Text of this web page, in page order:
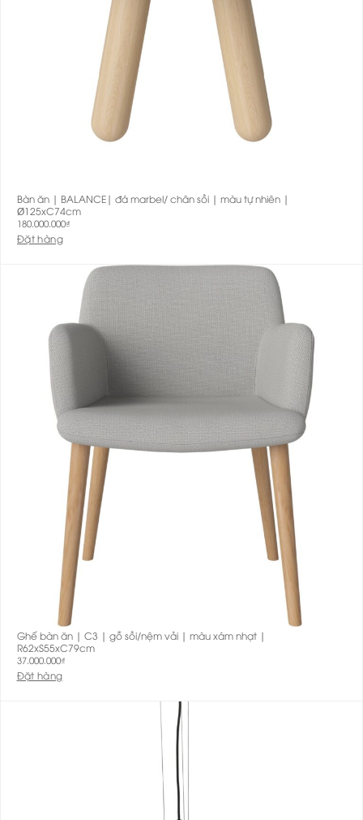
Bàn ăn | BALANCE| đá marbel/ chân sồi | màu tự nhiên |
Ø125xC74cm
180.000.000₫
Đặt hàng
Ghế bàn ăn | C3 | gỗ sồi/nệm vải | màu xám nhạt |
R62xS55xC79cm
37.000.000₫
Đặt hàng